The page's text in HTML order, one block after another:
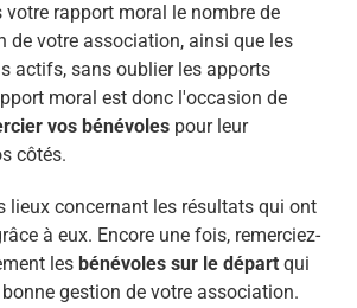
rapport moral le nombre de
de votre association, ainsi que les
actifs, sans oublier les apports
moral est donc l'occasion de
vos bénévolespour leur
côtés.
lieux concernant les résultats qui ont
à eux. Encore une fois, remerciez-
les bénévoles sur le départqui
gestion de votre association.